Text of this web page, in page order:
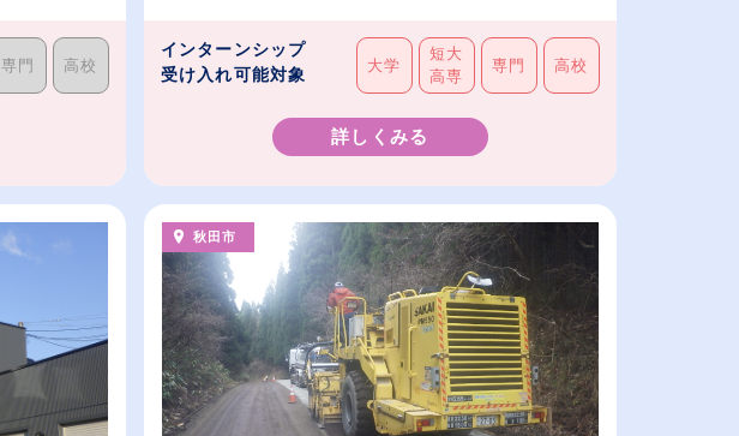
専門 高校
インターンシップ
受け入れ可能対象
大学
短大
高専
専門 高校
詳しくみる
秋田市